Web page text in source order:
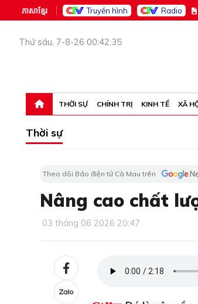
ភាសាខ្មែរ Truyền hình Radio
Thứ sáu, 7-8-26 00:42:35
THỜI SỰ CHÍNH TRỊ KINH TẾ XÃ
Thời sự
Theo dõi Báo điện tử Cà Mau trên
Nâng cao chất
03 tháng 06 2026 20:47